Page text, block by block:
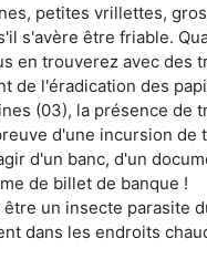
petites vrillettes,
s'avère être friable.
en trouverez avec des
de l'éradication des
(03), la présence de
d'une incursion de
d'un banc, d'un
de billet de banque !
un insecte parasite
dans les endroits